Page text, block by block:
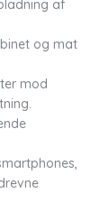
af
og mat
mod